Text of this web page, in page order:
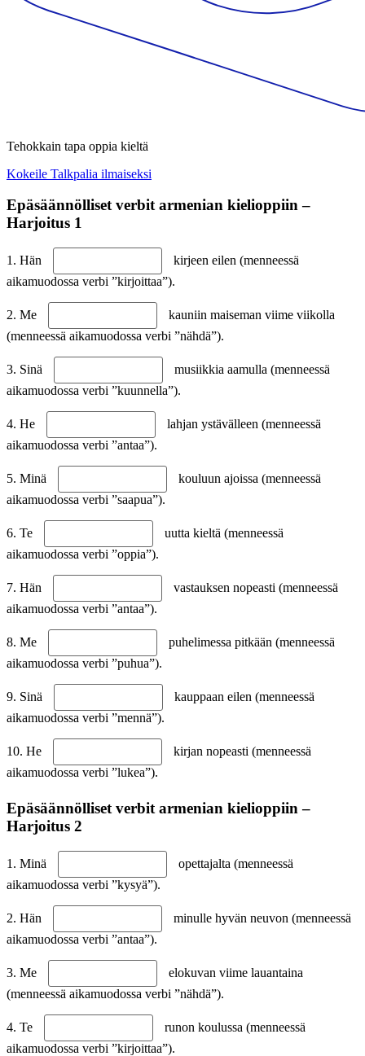
Tehokkain tapa oppia kieltä
Kokeile Talkpalia ilmaiseksi
Epäsäännölliset verbit armenian kielioppiin –
Harjoitus 1
1. Hän
kirjeen eilen (menneessä
aikamuodossa verbi ”kirjoittaa”).
2. Me
kauniin maiseman viime viikolla
(menneessä aikamuodossa verbi ”nähdä”).
3. Sinä
musiikkia aamulla (menneessä
aikamuodossa verbi ”kuunnella”).
4. He
lahjan ystävälleen (menneessä
aikamuodossa verbi ”antaa”).
5. Minä
kouluun ajoissa (menneessä
aikamuodossa verbi ”saapua”).
6. Te
uutta kieltä (menneessä
aikamuodossa verbi ”oppia”).
7. Hän
vastauksen nopeasti (menneessä
aikamuodossa verbi ”antaa”).
8. Me
puhelimessa pitkään (menneessä
aikamuodossa verbi ”puhua”).
9. Sinä
kauppaan eilen (menneessä
aikamuodossa verbi ”mennä”).
10. He
kirjan nopeasti (menneessä
aikamuodossa verbi ”lukea”).
Epäsäännölliset verbit armenian kielioppiin –
Harjoitus 2
1. Minä
opettajalta (menneessä
aikamuodossa verbi ”kysyä”).
2. Hän
minulle hyvän neuvon (menneessä
aikamuodossa verbi ”antaa”).
3. Me
elokuvan viime lauantaina
(menneessä aikamuodossa verbi ”nähdä”).
4. Te
runon koulussa (menneessä
aikamuodossa verbi ”kirjoittaa”).